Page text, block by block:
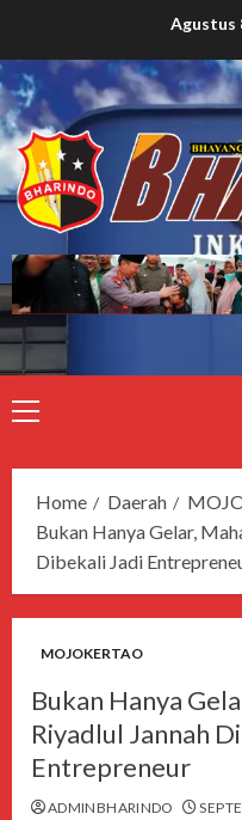
Agustus
Home Daerah
Bukan Hanya Gelar,
Dibekali Jadi
MOJOKERTAO
Bukan Hanya
Riyadlul Jannah
Entrepreneur
ADMINBHARINDO